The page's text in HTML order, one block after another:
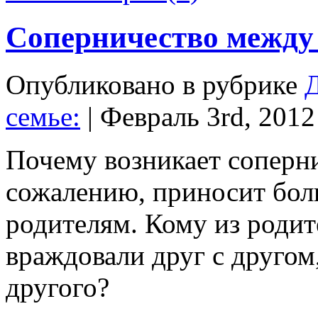
Соперничество
Опубликовано в рубрике
семье: | Февраль 3rd, 2012
Почему возникает
сожалению, приносит
родителям. Кому из
враждовали друг с
другого?